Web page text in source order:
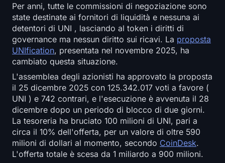
Per anni, tutte le commissioni di negoziazione sono
state destinate ai fornitori di liquidità e nessuna ai
detentori di UNI , lasciando al token i diritti di
governance ma nessun diritto sui ricavi. La proposta
UNIfication, presentata nel novembre 2025, ha
cambiato questa situazione.
L'assemblea degli azionisti ha approvato la proposta
il 25 dicembre 2025 con 125.342.017 voti a favore (
UNI ) e 742 contrari, e l'esecuzione è avvenuta il 28
dicembre dopo un periodo di blocco di due giorni.
La tesoreria ha bruciato 100 milioni di UNI, pari a
circa il 10% dell'offerta, per un valore di oltre 590
milioni di dollari al momento, secondo CoinDesk.
L'offerta totale è scesa da 1 miliardo a 900 milioni.